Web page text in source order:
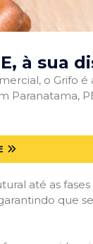
, à sua
o Grifo é
até as
que